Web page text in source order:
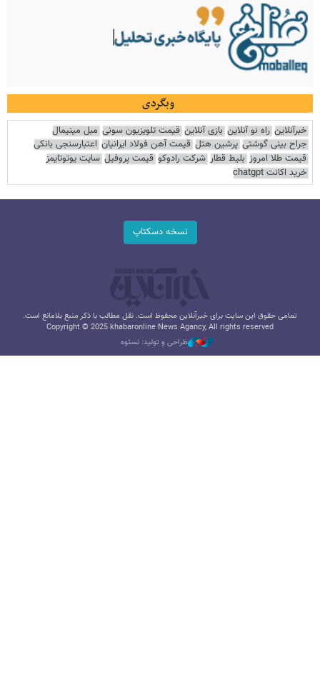
وبگردی
خبرآنلاین راه نو آنلاین بازی آنلاین قیمت تلویزیون سونی مبل مینیمال
جراح بینی گوشتی پرشین هتل قیمت آهن فولاد ایرانیان اعتبارسنجی بانکی
قیمت طلا امروز بلیط قطار شرکت رادوکو قیمت پروفیل سایت یوتوتایمز
خرید اکانت chatgpt
نسخه دسکتاپ
تمامی حقوق این سایت برای خبرآنلاین محفوظ است. نقل مطالب با ذکر منبع بلامانع است.
Copyright © 2025 khabaronline News Agancy, All rights reserved
طراحی و تولید: نستوه